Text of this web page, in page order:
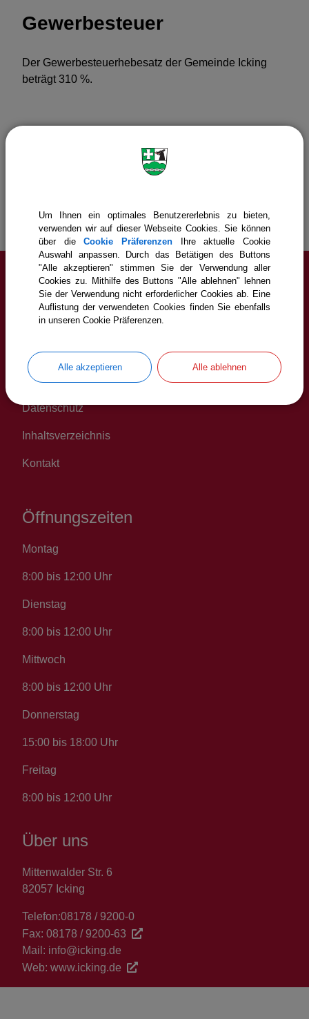
Gewerbesteuer
Der Gewerbesteuerhebesatz der Gemeinde Icking
beträgt 310 %.
Gemeinde Icking
Bürgerservice
Service
Cookie Einstellungen
Erklärung zur Barrierefreiheit
Impressum
Datenschutz
Inhaltsverzeichnis
Kontakt
Öffnungszeiten
Montag
8:00 bis 12:00 Uhr
Dienstag
8:00 bis 12:00 Uhr
Mittwoch
8:00 bis 12:00 Uhr
Donnerstag
15:00 bis 18:00 Uhr
Freitag
8:00 bis 12:00 Uhr
Über uns
Mittenwalder Str. 6
82057 Icking
Telefon:08178 / 9200-0
Fax: 08178 / 9200-63
Mail: info@icking.de
Web: www.icking.de
Um Ihnen ein optimales Benutzererlebnis zu bieten,
verwenden wir auf dieser Webseite Cookies. Sie können
über dieCookie Präferenzen Ihre aktuelle Cookie
Auswahl anpassen. Durch das Betätigen des Buttons
"Alle akzeptieren" stimmen Sie der Verwendung aller
Cookies zu. Mithilfe des Buttons "Alle ablehnen" lehnen
Sie der Verwendung nicht erforderlicher Cookies ab. Eine
Auflistung der verwendeten Cookies finden Sie ebenfalls
in unseren Cookie Präferenzen.
Alle akzeptieren Alle ablehnen